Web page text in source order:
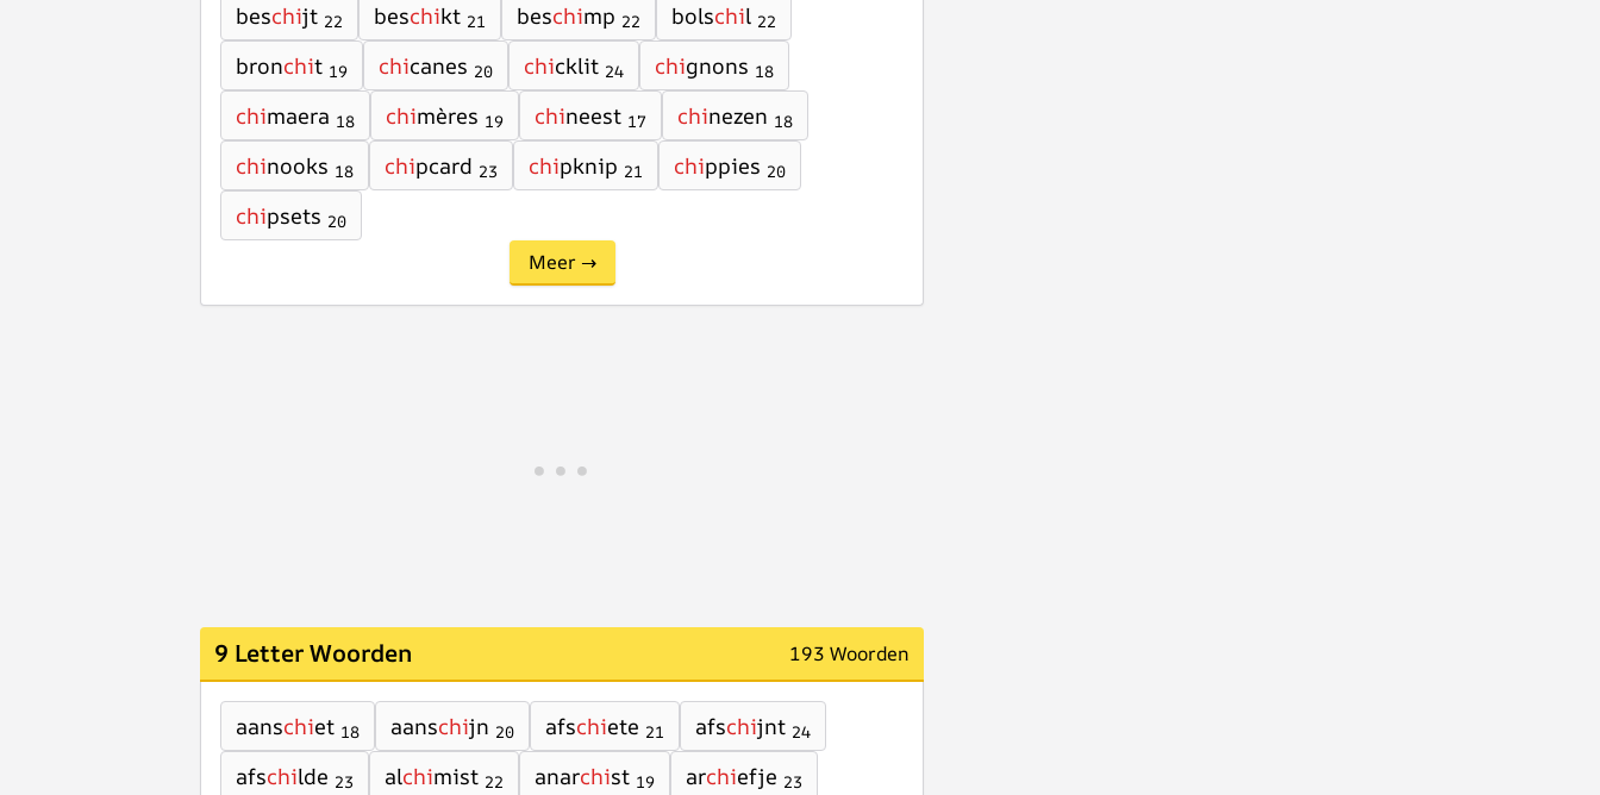
beschijt 22 beschikt 21 beschimp 22 bolschil 22
bronchit 19 chicanes 20 chicklit 24 chignons 18
chimaera 18 chimères 19 chineest 17 chinezen 18
chinooks 18 chipcard 23 chipknip 21 chippies 20
chipsets 20
Meer →
9 Letter Woorden 193 Woorden
aanschiet 18 aanschijn 20 afschiete 21 afschijnt 24
afschilde 23 alchimist 22 anarchist 19 archiefje 23